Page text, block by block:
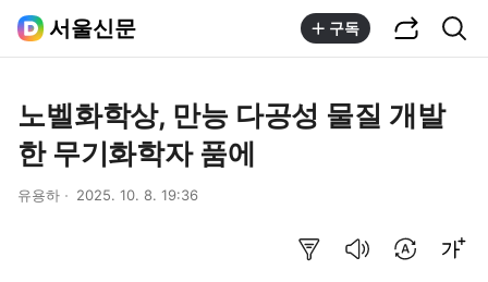
서울신문 구독
노벨화학상, 만능 다공성 물질 개발
한 무기화학자 품에
유용하 2025. 10. 8. 19:36